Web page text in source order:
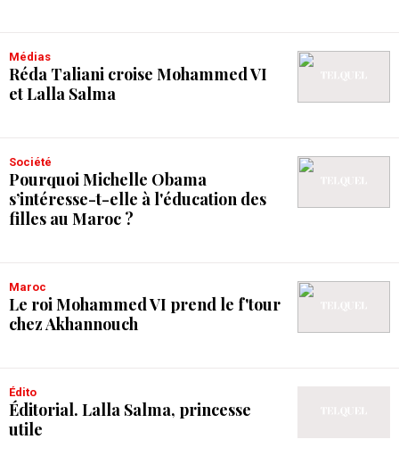
Médias
Réda Taliani croise Mohammed VI
et Lalla Salma
Société
Pourquoi Michelle Obama
s’intéresse-t-elle à l'éducation des
filles au Maroc ?
Maroc
Le roi Mohammed VI prend le f'tour
chez Akhannouch
Édito
Éditorial. Lalla Salma, princesse
utile